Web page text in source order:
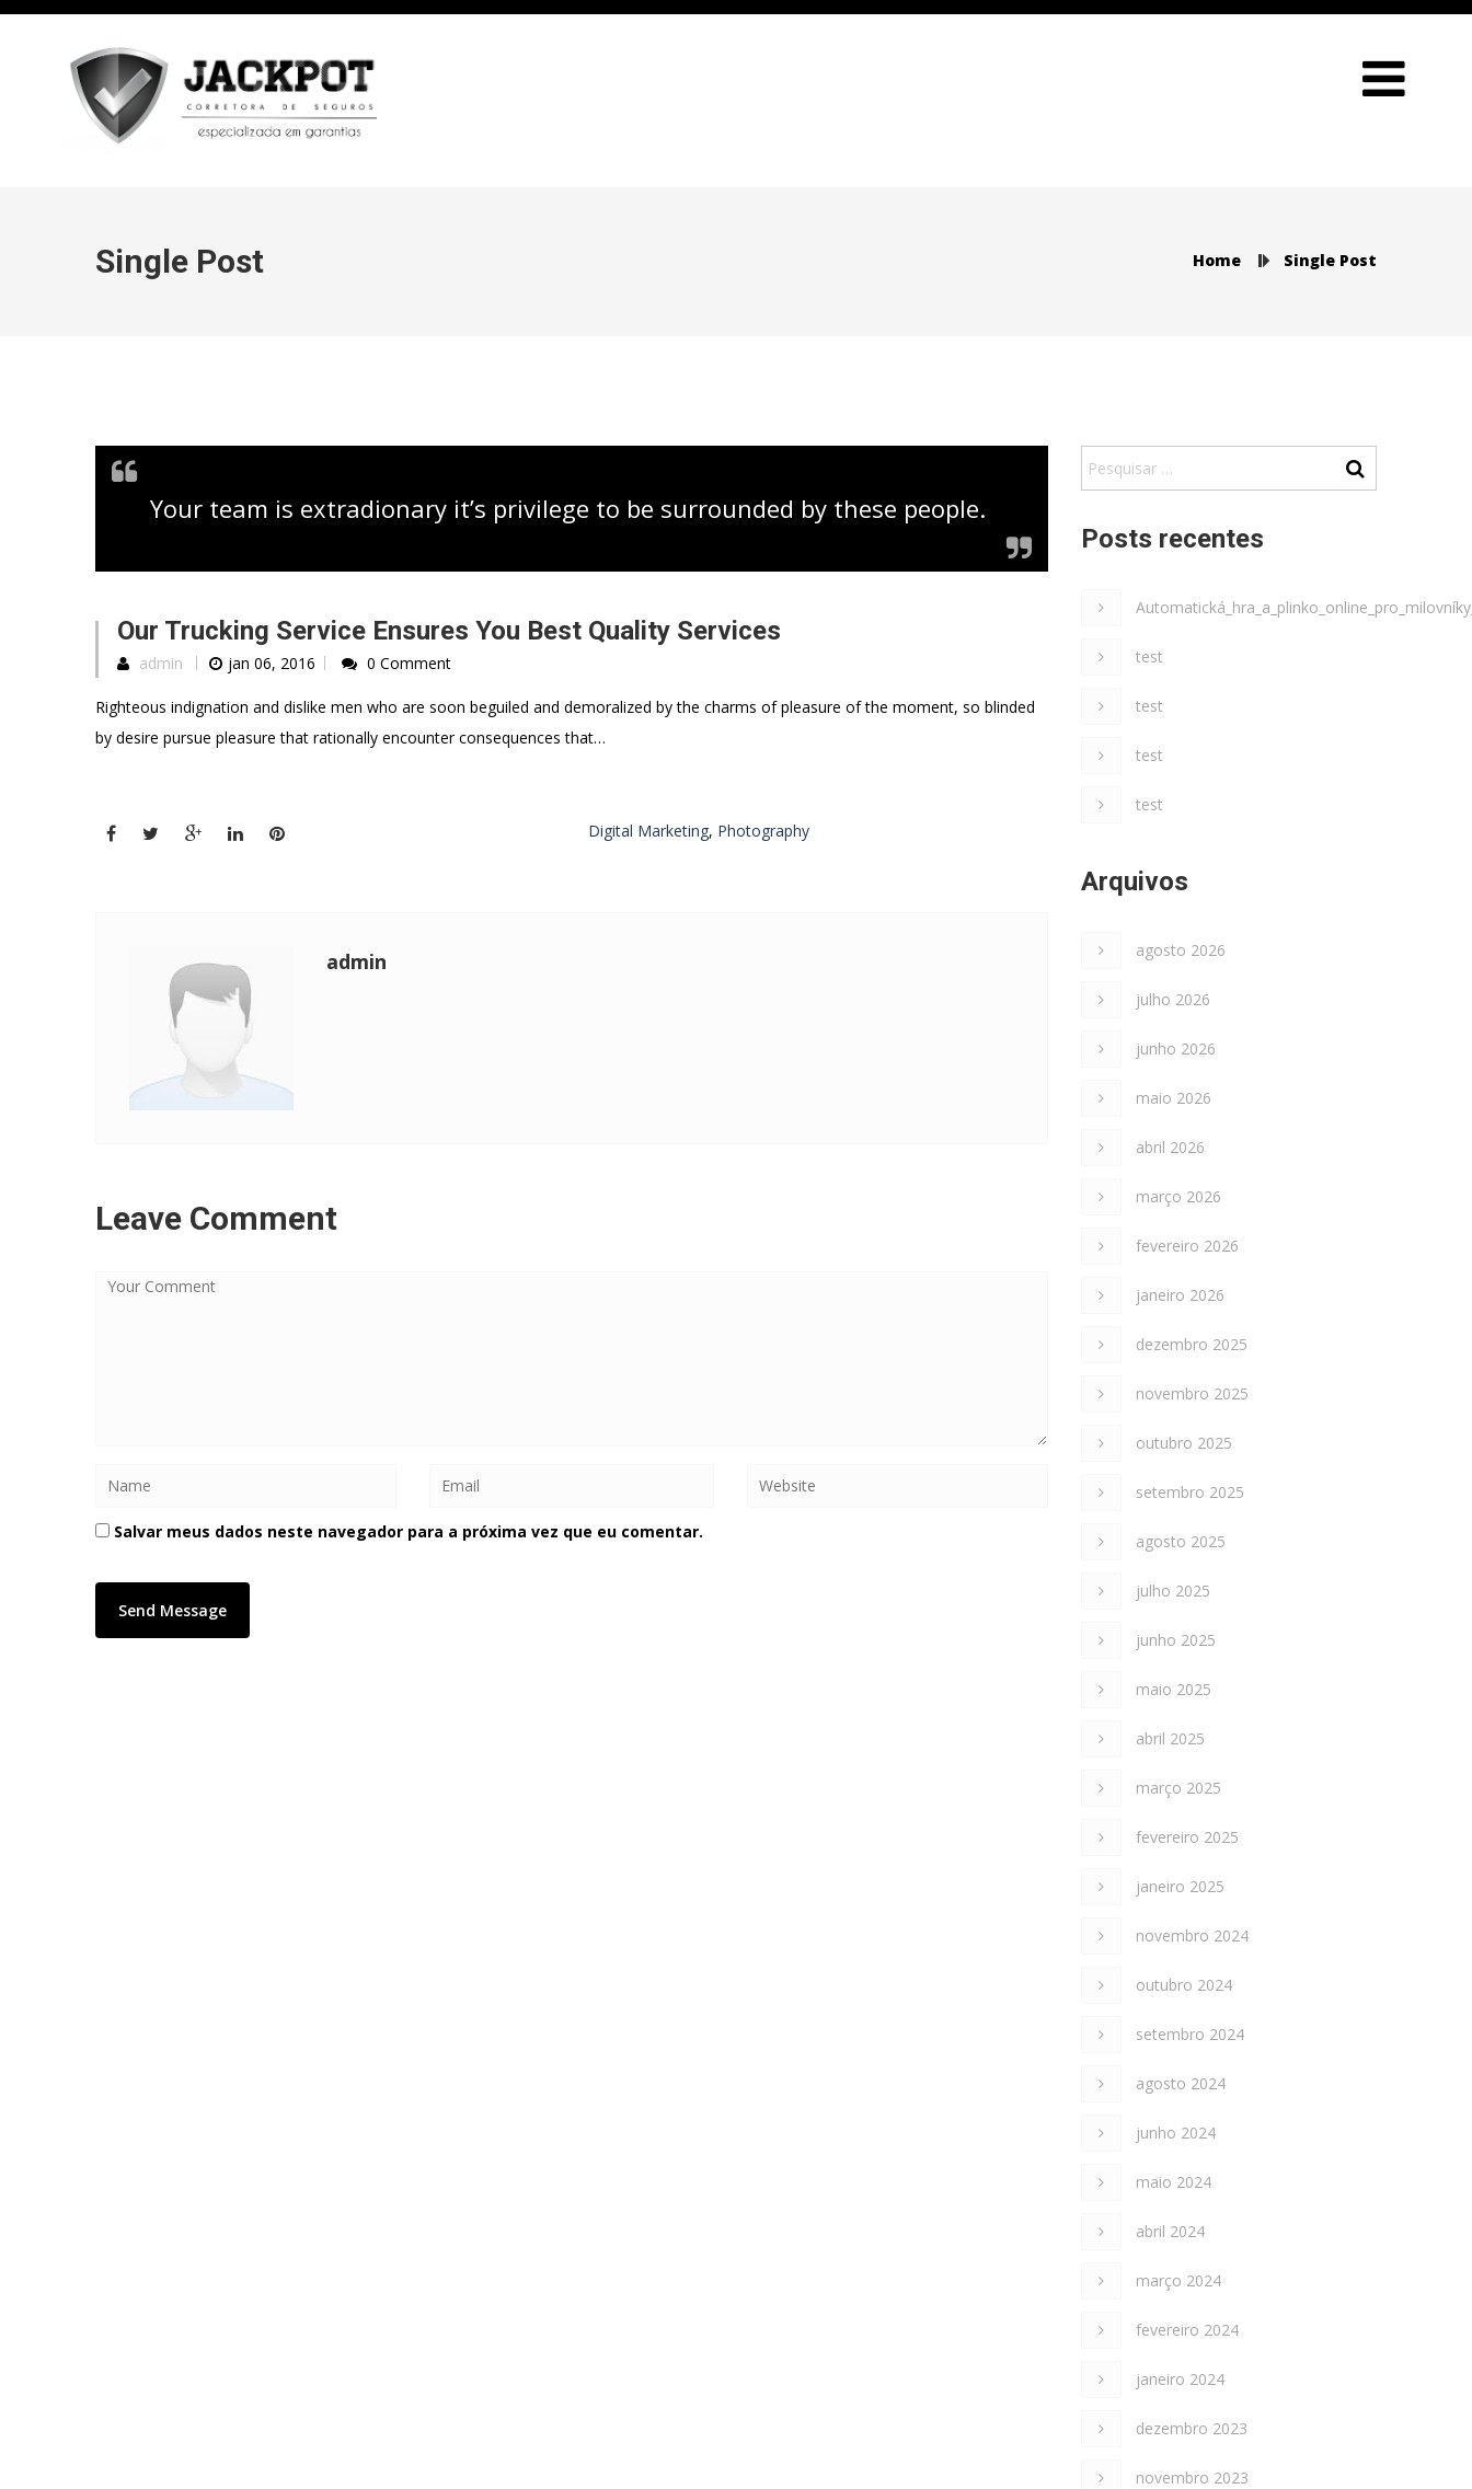
Single Post Home Single Post
Your team is extradionary it’s privilege to be surrounded by these people.
Our Trucking Service Ensures You Best Quality Services
admin jan 06, 2016 0 Comment
Righteous indignation and dislike men who are soon beguiled and demoralized by the charms of pleasure of the moment, so blinded
by desire pursue pleasure that rationally encounter consequences that…
Digital Marketing, Photography
admin
Leave Comment
Salvar meus dados neste navegador para a próxima vez que eu comentar.
Posts recentes
test
test
test
test
Arquivos
agosto 2026
julho 2026
junho 2026
maio 2026
abril 2026
março 2026
fevereiro 2026
janeiro 2026
dezembro 2025
novembro 2025
outubro 2025
setembro 2025
agosto 2025
julho 2025
junho 2025
maio 2025
abril 2025
março 2025
fevereiro 2025
janeiro 2025
novembro 2024
outubro 2024
setembro 2024
agosto 2024
junho 2024
maio 2024
abril 2024
março 2024
fevereiro 2024
janeiro 2024
dezembro 2023
novembro 2023